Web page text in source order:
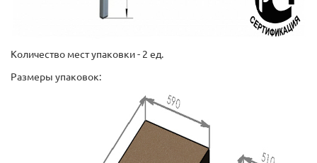
Количество мест упаковки - 2 ед.
Размеры упаковок: